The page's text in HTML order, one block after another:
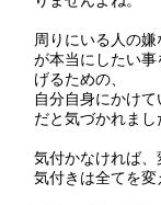
周りにいる人の
が本当にしたい
げるための、
自分自身にかけ
だと気づかれまし
気付かなければ、
気付きは全てを変